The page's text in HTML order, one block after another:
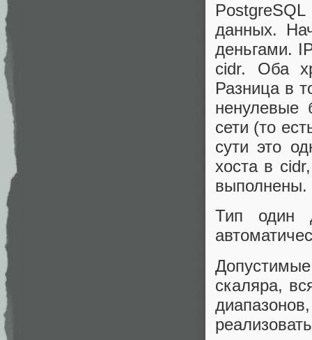
данных.
деньгами.
cidr. Оба
Разница в
ненулевые
сети (то
сути это
хоста в
выполнены.
Тип один
скаляра,